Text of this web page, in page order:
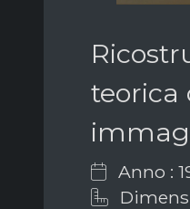
teorica
Anno :